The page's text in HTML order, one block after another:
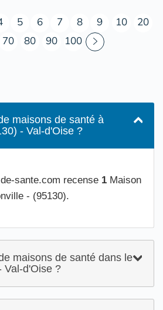
5 6 7 8 9 10
20
70 80 90 100
maisons de santé à
- Val-d'Oise ?
sante.com recense 1 Maison
- (95130).
maisons de santé dans le
Val-d'Oise ?